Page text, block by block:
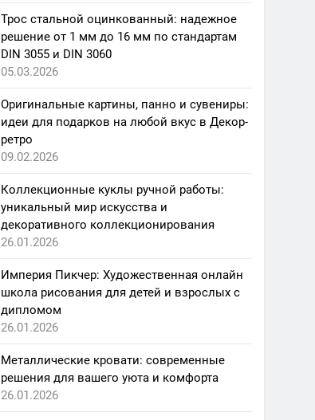
Трос стальной оцинкованный: надежное
решение от 1 мм до 16 мм по стандартам
DIN 3055 и DIN 3060
05.03.2026
Оригинальные картины, панно и сувениры:
идеи для подарков на любой вкус в Декор-
ретро
09.02.2026
Коллекционные куклы ручной работы:
уникальный мир искусства и
декоративного коллекционирования
26.01.2026
Империя Пикчер: Художественная онлайн
школа рисования для детей и взрослых с
дипломом
26.01.2026
Металлические кровати: современные
решения для вашего уюта и комфорта
26.01.2026